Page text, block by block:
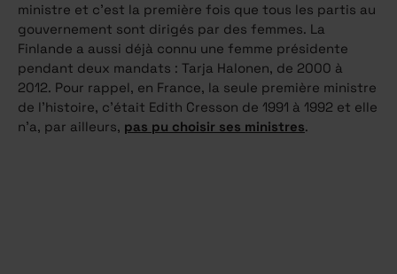
ministre et c’est la première fois que tous les partis au
gouvernement sont dirigés par des femmes. La
Finlande a aussi déjà connu une femme présidente
pendant deux mandats : Tarja Halonen, de 2000 à
2012. Pour rappel, en France, la seule première ministre
de l’histoire, c’était Edith Cresson de 1991 à 1992 et elle
n’a, par ailleurs, pas pu choisir ses ministres.